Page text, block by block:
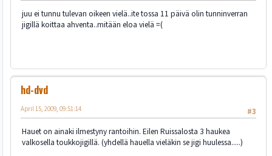
juu ei tunnu tulevan oikeen vielä..ite tossa 11 päivä olin tunninverran
jigillä koittaa ahventa..mitään eloa vielä =(
hd-dvd
#3
April 15, 2009, 09:51:14
Hauet on ainaki ilmestyny rantoihin. Eilen Ruissalosta 3 haukea
valkosella toukkojigillä. (yhdellä hauella vieläkin se jigi huulessa.....)